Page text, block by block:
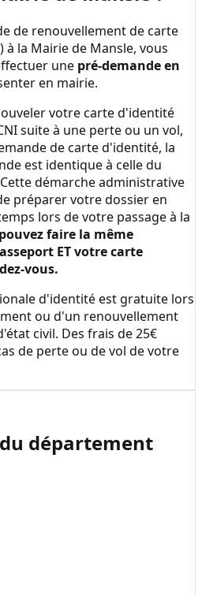
de renouvellement de carte
à la Mairie de Mansle, vous
une pré-demande en
en mairie.
votre carte d'identité
suite à une perte ou un vol,
de carte d'identité, la
est identique à celle du
démarche administrative
préparer votre dossier en
lors de votre passage à la
faire la même
ET votre carte
vous.
d'identité est gratuite lors
ou d'un renouvellement
civil. Des frais de 25€
de perte ou de vol de votre
département